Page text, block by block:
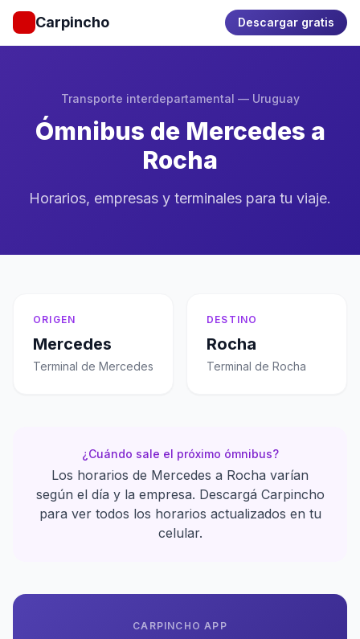
Carpincho Descargar gratis
Transporte interdepartamental — Uruguay
Ómnibus de Mercedes a
Rocha
Horarios, empresas y terminales para tu viaje.
ORIGEN
Mercedes
Terminal de Mercedes
DESTINO
Rocha
Terminal de Rocha
¿Cuándo sale el próximo ómnibus?
Los horarios de Mercedes a Rocha varían
según el día y la empresa. Descargá Carpincho
para ver todos los horarios actualizados en tu
celular.
CARPINCHO APP